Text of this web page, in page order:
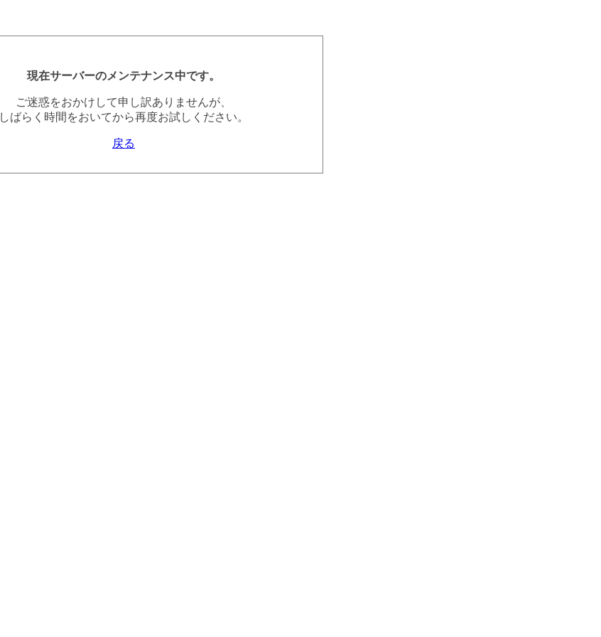
現在サーバーのメンテナンス中です。
ご迷惑をおかけして申し訳ありませんが、
しばらく時間をおいてから再度お試しください。
戻る